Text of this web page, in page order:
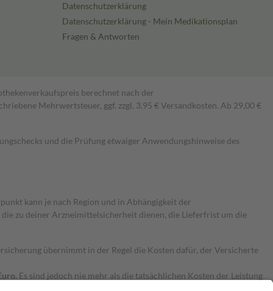
Datenschutzerklärung
Datenschutzerklärung - Mein Medikationsplan
Fragen & Antworten
berechnet nach der
Mehrwertsteuer, ggf. zzgl. 3,95 € Versandkosten. Ab 29,00 €
und die Prüfung etwaiger Anwendungshinweise des
kann je nach Region und in Abhängigkeit der
zu deiner Arzneimittelsicherheit dienen, die Lieferfrist um die
übernimmt in der Regel die Kosten dafür, der Versicherte
Es sind jedoch nie mehr als die tatsächlichen Kosten der Leistung